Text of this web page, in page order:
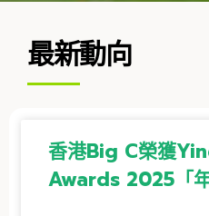
最新動向
香港Big C榮獲
Awards 2025「